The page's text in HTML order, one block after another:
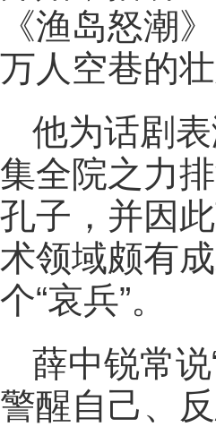
《渔岛怒潮
万人空巷的壮
他为话剧
集全院之力
孔子，并因
术领域颇有
个“哀兵”。
薛中锐常说
警醒自己、